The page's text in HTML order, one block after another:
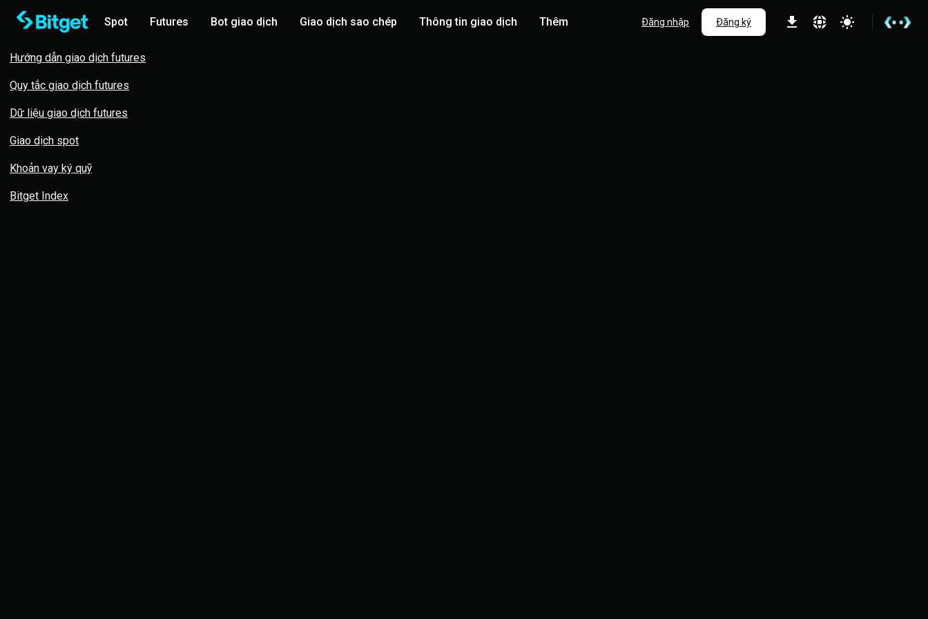
Spot Futures Bot giao dịch Giao dịch sao chép Thông tin giao dịch Thêm Đăng nhập Đăng ký
Hướng dẫn giao dịch futures
Quy tắc giao dịch futures
Dữ liệu giao dịch futures
Giao dịch spot
Khoản vay ký quỹ
Bitget Index